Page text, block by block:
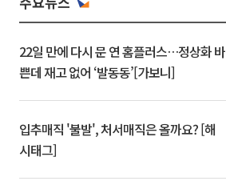
22일 만에 다시 문 연 홈플러스…정상화 바
쁜데 재고 없어 ‘발동동’[가보니]
입추매직 '불발', 처서매직은 올까요? [해
시태그]